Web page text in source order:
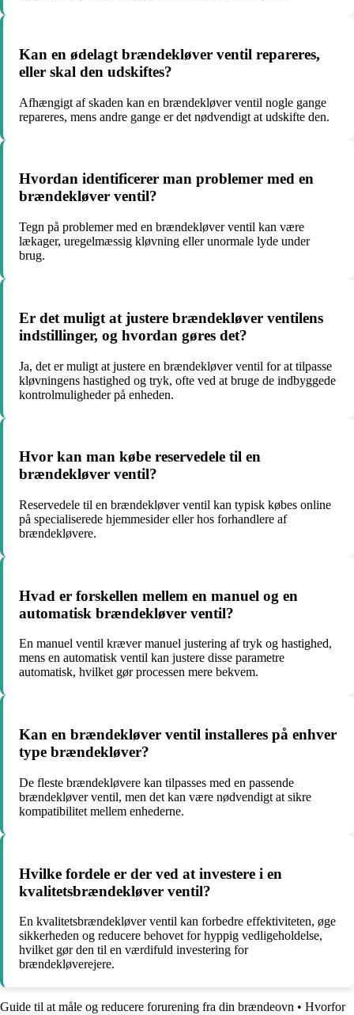
Kan en ødelagt brændekløver ventil repareres,
eller skal den udskiftes?
Afhængigt af skaden kan en brændekløver ventil nogle gange
repareres, mens andre gange er det nødvendigt at udskifte den.
Hvordan identificerer man problemer med en
brændekløver ventil?
Tegn på problemer med en brændekløver ventil kan være
lækager, uregelmæssig kløvning eller unormale lyde under
brug.
Er det muligt at justere brændekløver ventilens
indstillinger, og hvordan gøres det?
Ja, det er muligt at justere en brændekløver ventil for at tilpasse
kløvningens hastighed og tryk, ofte ved at bruge de indbyggede
kontrolmuligheder på enheden.
Hvor kan man købe reservedele til en
brændekløver ventil?
Reservedele til en brændekløver ventil kan typisk købes online
på specialiserede hjemmesider eller hos forhandlere af
brændekløvere.
Hvad er forskellen mellem en manuel og en
automatisk brændekløver ventil?
En manuel ventil kræver manuel justering af tryk og hastighed,
mens en automatisk ventil kan justere disse parametre
automatisk, hvilket gør processen mere bekvem.
Kan en brændekløver ventil installeres på enhver
type brændekløver?
De fleste brændekløvere kan tilpasses med en passende
brændekløver ventil, men det kan være nødvendigt at sikre
kompatibilitet mellem enhederne.
Hvilke fordele er der ved at investere i en
kvalitetsbrændekløver ventil?
En kvalitetsbrændekløver ventil kan forbedre effektiviteten, øge
sikkerheden og reducere behovet for hyppig vedligeholdelse,
hvilket gør den til en værdifuld investering for
brændekløverejere.
Guide til at måle og reducere forurening fra din brændeovn • Hvorfor